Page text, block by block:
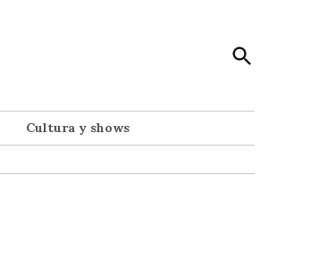
Open
Search
Cultura y shows